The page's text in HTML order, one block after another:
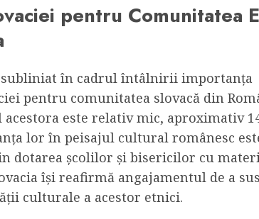
pentru Comunitatea
subliniat în cadrul întâlnirii importanța
pentru comunitatea slovacă din
este relativ mic, aproximativ
lor în peisajul cultural românesc
dotarea școlilor și bisericilor cu
își reafirmă angajamentul de a
culturale a acestor etnici.